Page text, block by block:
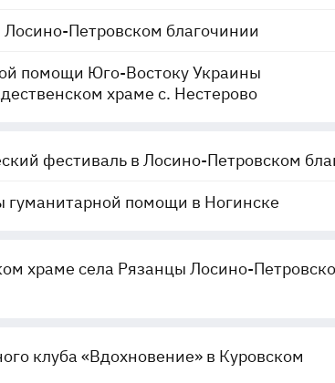
Петровском благочинии
помощи Юго-Востоку Украины
храме с. Нестерово
фестиваль в Лосино-Петровском
гуманитарной помощи в Ногинске
храме села Рязанцы Лосино-
клуба «Вдохновение» в Куровском